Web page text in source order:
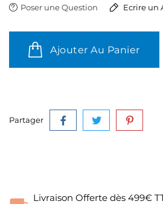
Poser une Question Ecrire un
Ajouter Au Panier
Partager
Livraison Offerte dès 499€